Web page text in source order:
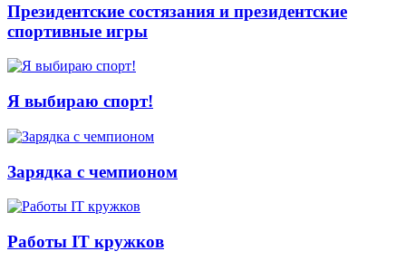
Президентские состязания и президентские
спортивные игры
Я выбираю спорт!
Зарядка с чемпионом
Работы IT кружков